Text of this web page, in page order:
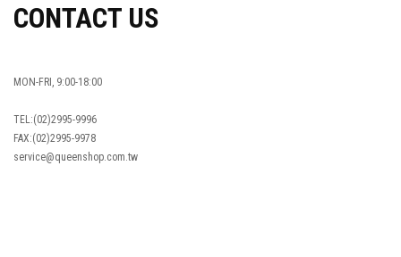
CONTACT US
MON-FRI, 9:00-18:00
TEL:(02)2995-9996
FAX:(02)2995-9978
service@queenshop.com.tw